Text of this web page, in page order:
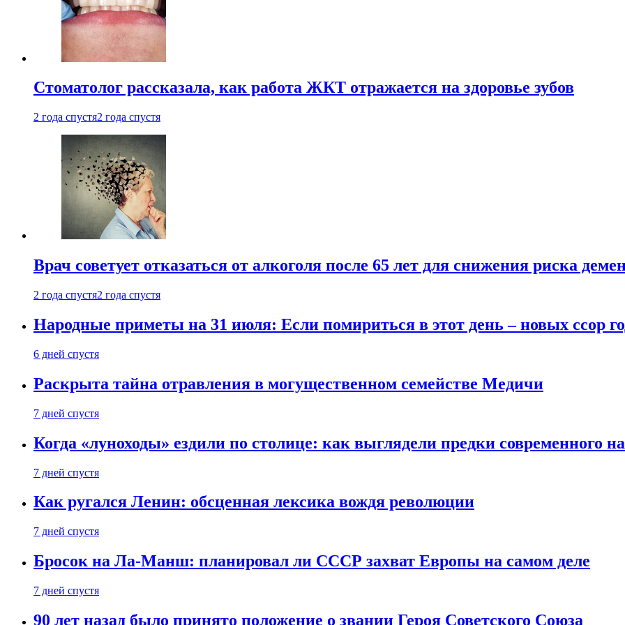
Стоматолог рассказала, как работа ЖКТ отражается на здоровье зубов
2 года спустя2 года спустя
Врач советует отказаться от алкоголя после 65 лет для снижения риска
2 года спустя2 года спустя
Народные приметы на 31 июля: Если помириться в этот день – новых ссор
6 дней спустя
Раскрыта тайна отравления в могущественном семействе Медичи
7 дней спустя
Когда «луноходы» ездили по столице: как выглядели предки современного
7 дней спустя
Как ругался Ленин: обсценная лексика вождя революции
7 дней спустя
Бросок на Ла-Манш: планировал ли СССР захват Европы на самом деле
7 дней спустя
90 лет назад было принято положение о звании Героя Советского Союза